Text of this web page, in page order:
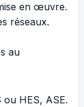
en œuvre.
réseaux.
au
ou HES, ASE.